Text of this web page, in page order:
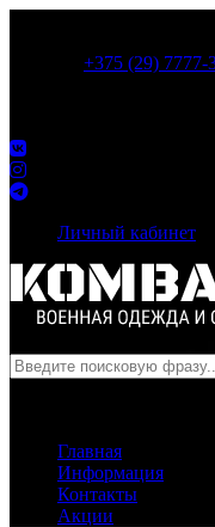
+375 (29) 7777-
Партнер магазина
Личный кабинет
Главная
Информация
Контакты
Акции